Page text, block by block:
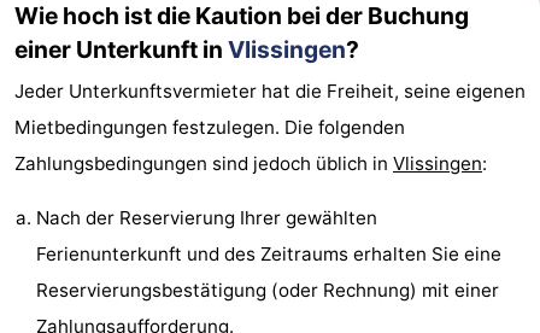
(mit
Frühstück)
Lastminutes
Strand
Sehen
tun
Museen
Denkmäler
Wie hoch ist die Kaution bei der Buchung
einer Unterkunft in Vlissingen?
Jeder Unterkunftsvermieter hat die Freiheit, seine eigenen
Mietbedingungen festzulegen. Die folgenden
Zahlungsbedingungen sind jedoch üblich in Vlissingen:
Nach der Reservierung Ihrer gewählten
Ferienunterkunft und des Zeitraums erhalten Sie eine
Reservierungsbestätigung (oder Rechnung) mit einer
Zahlungsaufforderung.